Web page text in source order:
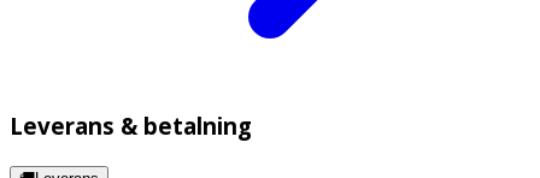
Leverans & betalning